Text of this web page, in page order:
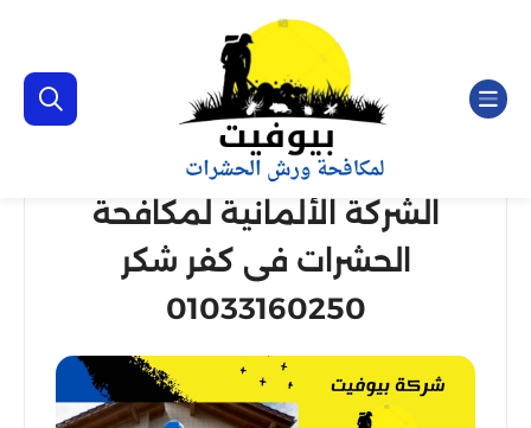
الشركة الألمانية لمكافحة
الحشرات فى كفر شكر
01033160250